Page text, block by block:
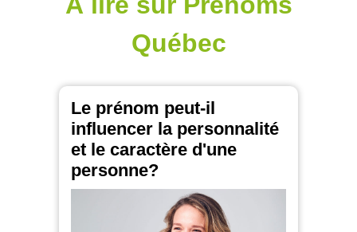
Québec
Le prénom peut-il
influencer la personnalité
et le caractère d'une
personne?